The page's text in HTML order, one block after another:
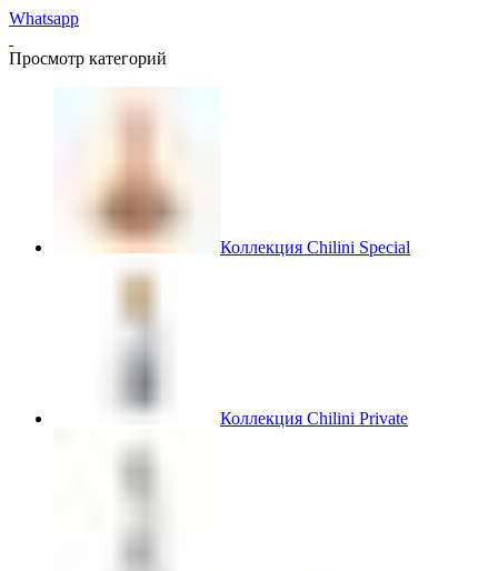
Whatsapp
Просмотр категорий
Коллекция Chilini Special
Коллекция Chilini Private